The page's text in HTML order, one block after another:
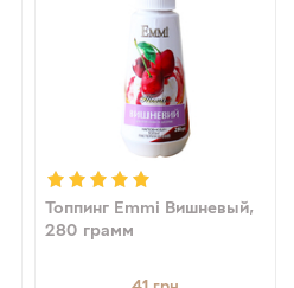
Топпинг Emmi Вишневый,
280 грамм